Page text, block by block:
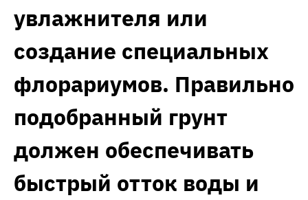
увлажнителя или
создание специальных
флорариумов. Правильно
подобранный грунт
должен обеспечивать
быстрый отток воды и